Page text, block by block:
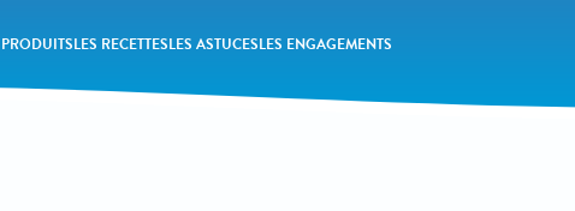
LES RECETTESLES ASTUCESLES ENGAGEMENTS